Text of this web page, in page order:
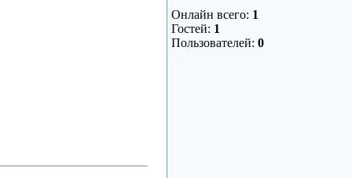
Онлайн всего: 1
Гостей: 1
Пользователей: 0